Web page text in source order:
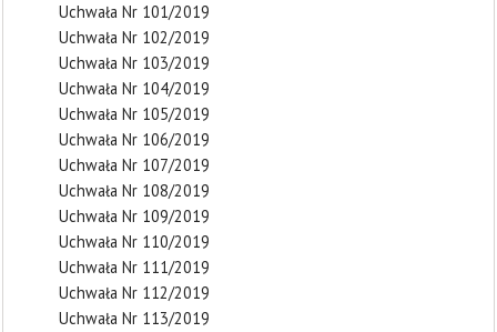
Uchwała Nr 101/2019
Uchwała Nr 102/2019
Uchwała Nr 103/2019
Uchwała Nr 104/2019
Uchwała Nr 105/2019
Uchwała Nr 106/2019
Uchwała Nr 107/2019
Uchwała Nr 108/2019
Uchwała Nr 109/2019
Uchwała Nr 110/2019
Uchwała Nr 111/2019
Uchwała Nr 112/2019
Uchwała Nr 113/2019